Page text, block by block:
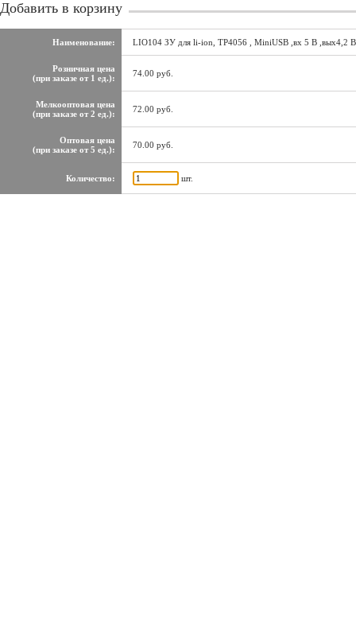
Добавить в корзину
Наименование: LIO104 ЗУ для li-ion, TP4056 , MiniUSB ,вх 5 В ,вых4,2
Розничная цена
(при заказе от 1 ед.):
74.00 руб.
Мелкооптовая цена
(при заказе от 2 ед.):
72.00 руб.
Оптовая цена
(при заказе от 5 ед.):
70.00 руб.
Количество: шт.